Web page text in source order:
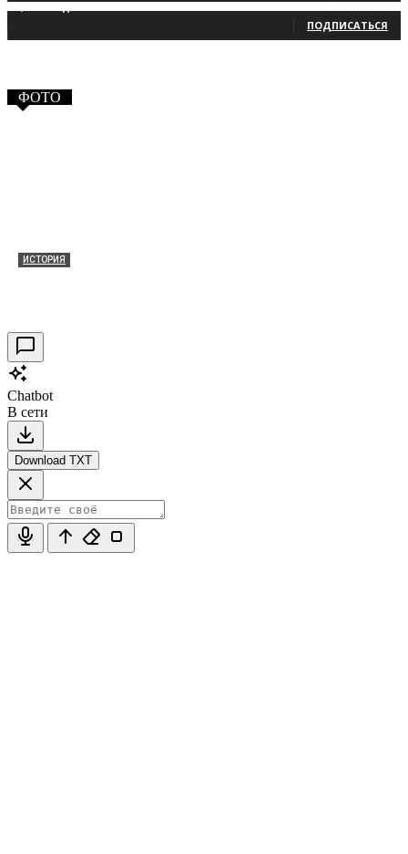
ПОДПИСАТЬСЯ
ФОТО
ИСТОРИЯ
Chatbot
В сети
Download TXT